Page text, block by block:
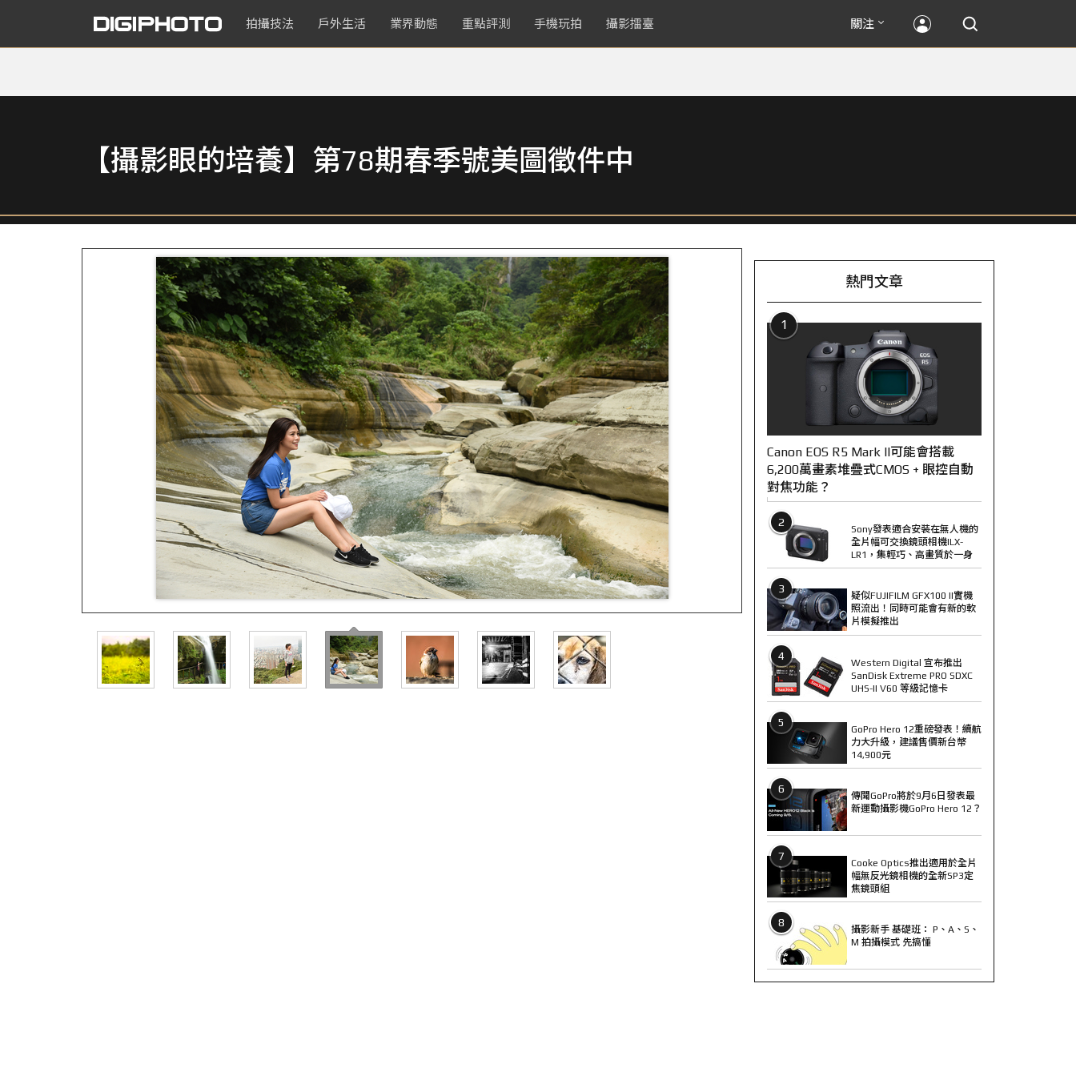
拍攝技法 戶外生活 業界動態 重點評測 手機玩拍 攝影擂臺 關注
【攝影眼的培養】第78期春季號美圖徵件中
熱門文章
1
Canon EOS R5 Mark II可能會搭載
6,200萬畫素堆疊式CMOS + 眼控自動
對焦功能？
2
Sony發表適合安裝在無人機的
全片幅可交換鏡頭相機ILX-
LR1，集輕巧、高畫質於一身
3
疑似FUJIFILM GFX100 II實機
照流出！同時可能會有新的軟
片模擬推出
4
Western Digital 宣布推出
SanDisk Extreme PRO SDXC
UHS-II V60 等級記憶卡
5
GoPro Hero 12重磅發表！續航
力大升級，建議售價新台幣
14,900元
6
傳聞GoPro將於9月6日發表最
新運動攝影機GoPro Hero 12？
7
Cooke Optics推出適用於全片
幅無反光鏡相機的全新SP3定
焦鏡頭組
8
攝影新手 基礎班： P、A、S、
M 拍攝模式 先搞懂